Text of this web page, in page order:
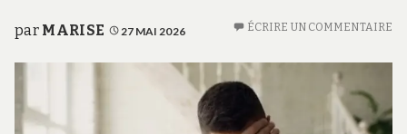
d
.
o
par MARISE 27 MAI 2026 ÉCRIRE UN COMMENTAIRE